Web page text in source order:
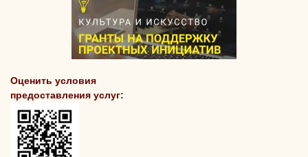
Оценить условия
предоставления услуг: